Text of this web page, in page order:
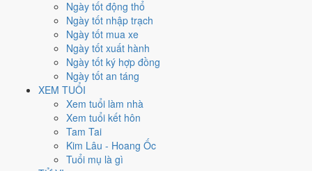
Ngày tốt động thổ
Ngày tốt nhập trạch
Ngày tốt mua xe
Ngày tốt xuất hành
Ngày tốt ký hợp đồng
Ngày tốt an táng
XEM TUỔI
Xem tuổi làm nhà
Xem tuổi kết hôn
Tam Tai
Kim Lâu - Hoang Ốc
Tuổi mụ là gì
Tháng 10 âm năm 2024
Tiết Tiểu Tuyết
Bính Tý